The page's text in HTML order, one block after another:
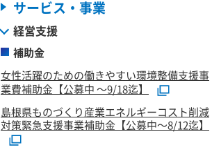
サービス・事業
経営支援
補助金
女性活躍のための働きやすい環境整備支援事
業費補助金【公募中 ～9/18迄】
島根県ものづくり産業エネルギーコスト削減
対策緊急支援事業補助金【公募中～8/12迄】